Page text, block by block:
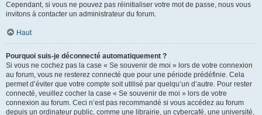
Cependant, si vous ne pouvez pas réinitialiser votre mot de passe, nous vous
invitons à contacter un administrateur du forum.
Haut
Pourquoi suis-je déconnecté automatiquement ?
Si vous ne cochez pas la case « Se souvenir de moi » lors de votre connexion
au forum, vous ne resterez connecté que pour une période prédéfinie. Cela
permet d’éviter que votre compte soit utilisé par quelqu’un d’autre. Pour rester
connecté, veuillez cocher la case « Se souvenir de moi » lors de votre
connexion au forum. Ceci n’est pas recommandé si vous accédez au forum
depuis un ordinateur public, comme une librairie, un cybercafé, une université,